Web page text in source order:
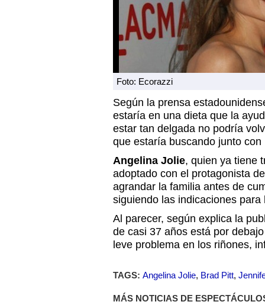
Foto: Ecorazzi
Según la prensa
estaría en una dieta que la
estar tan delgada no podría
que estaría buscando junto con
Angelina Jolie, quien ya tiene
adoptado con el protagonista
agrandar la familia antes de
siguiendo las indicaciones para
Al parecer, según explica la
de casi 37 años está por
leve problema en los riñones,
TAGS: Angelina Jolie, Brad Pitt,
MÁS NOTICIAS DE